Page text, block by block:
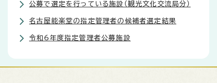
公募で選定を行っている施設（観光文化交流局分）
名古屋能楽堂の指定管理者の候補者選定結果
令和6年度指定管理者公募施設